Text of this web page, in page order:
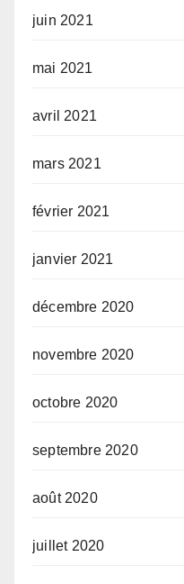
juin 2021
mai 2021
avril 2021
mars 2021
février 2021
janvier 2021
décembre 2020
novembre 2020
octobre 2020
septembre 2020
août 2020
juillet 2020